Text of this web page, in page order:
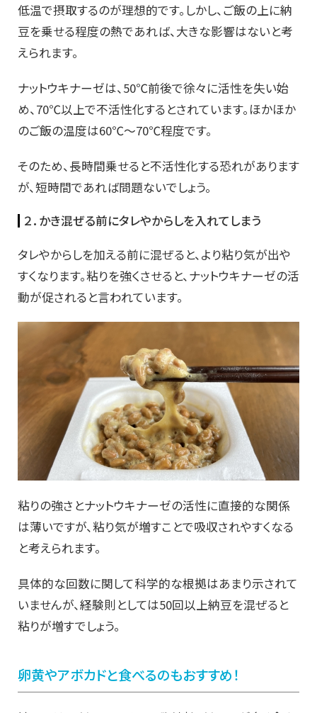
低温で摂取するのが理想的です。しかし、ご飯の上に納
豆を乗せる程度の熱であれば、大きな影響はないと考
えられます。
ナットウキナーゼは、50℃前後で徐々に活性を失い始
め、70℃以上で不活性化するとされています。ほかほか
のご飯の温度は60℃～70℃程度です。
そのため、長時間乗せると不活性化する恐れがあります
が、短時間であれば問題ないでしょう。
２．かき混ぜる前にタレやからしを入れてしまう
タレやからしを加える前に混ぜると、より粘り気が出や
すくなります。粘りを強くさせると、ナットウキナーゼの活
動が促されると言われています。
粘りの強さとナットウキナーゼの活性に直接的な関係
は薄いですが、粘り気が増すことで吸収されやすくなる
と考えられます。
具体的な回数に関して科学的な根拠はあまり示されて
いませんが、経験則としては50回以上納豆を混ぜると
粘りが増すでしょう。
卵黄やアボカドと食べるのもおすすめ！